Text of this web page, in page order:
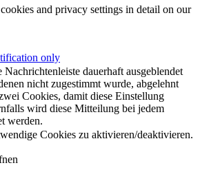
and privacy settings in detail on our
only
dauerhaft ausgeblendet
nicht zugestimmt wurde, abgelehnt
Cookies, damit diese Einstellung
wird diese Mitteilung bei jedem
werden.
Cookies zu aktivieren/deaktivieren.